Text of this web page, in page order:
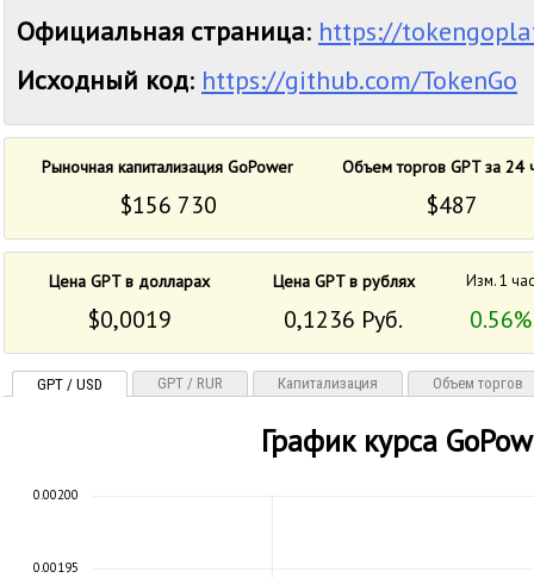
Официальная страница: https://
Исходный код: https://github.com/TokenGo
Рыночная капитализация GoPower Объем торгов GPT за 24
$156 730 $487
Цена GPT в долларах Цена GPT в рублях Изм. 1
$0,0019 0,1236 Руб. 0.56%
GPT / USD GPT / RUR Капитализация Объем торгов
График курса
0.00195
0.00200